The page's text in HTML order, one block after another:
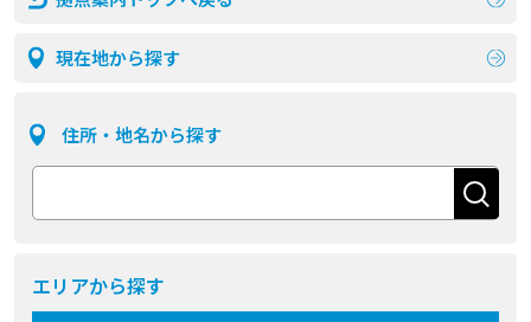
現在地から探す
住所・地名から探す
エリアから探す